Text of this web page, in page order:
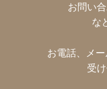
お問い
な
お電話、メ
受